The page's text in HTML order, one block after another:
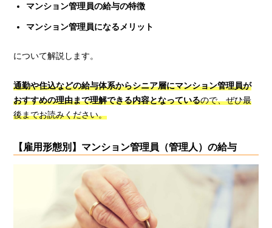
マンション管理員の給与の特徴
マンション管理員になるメリット
について解説します。
通勤や住込などの給与体系からシニア層にマンション管理員が
おすすめの理由まで理解できる内容となっているので、ぜひ最
後までお読みください。
【雇用形態別】マンション管理員（管理人）の給与